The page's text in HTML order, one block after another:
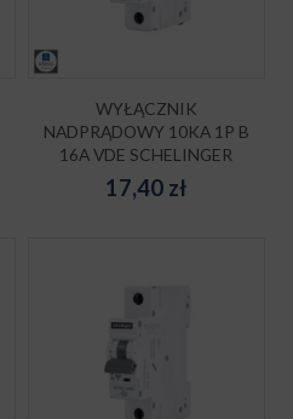
WYŁĄCZNIK
NADPRĄDOWY 10KA 1P B
16A VDE SCHELINGER
17,40 zł